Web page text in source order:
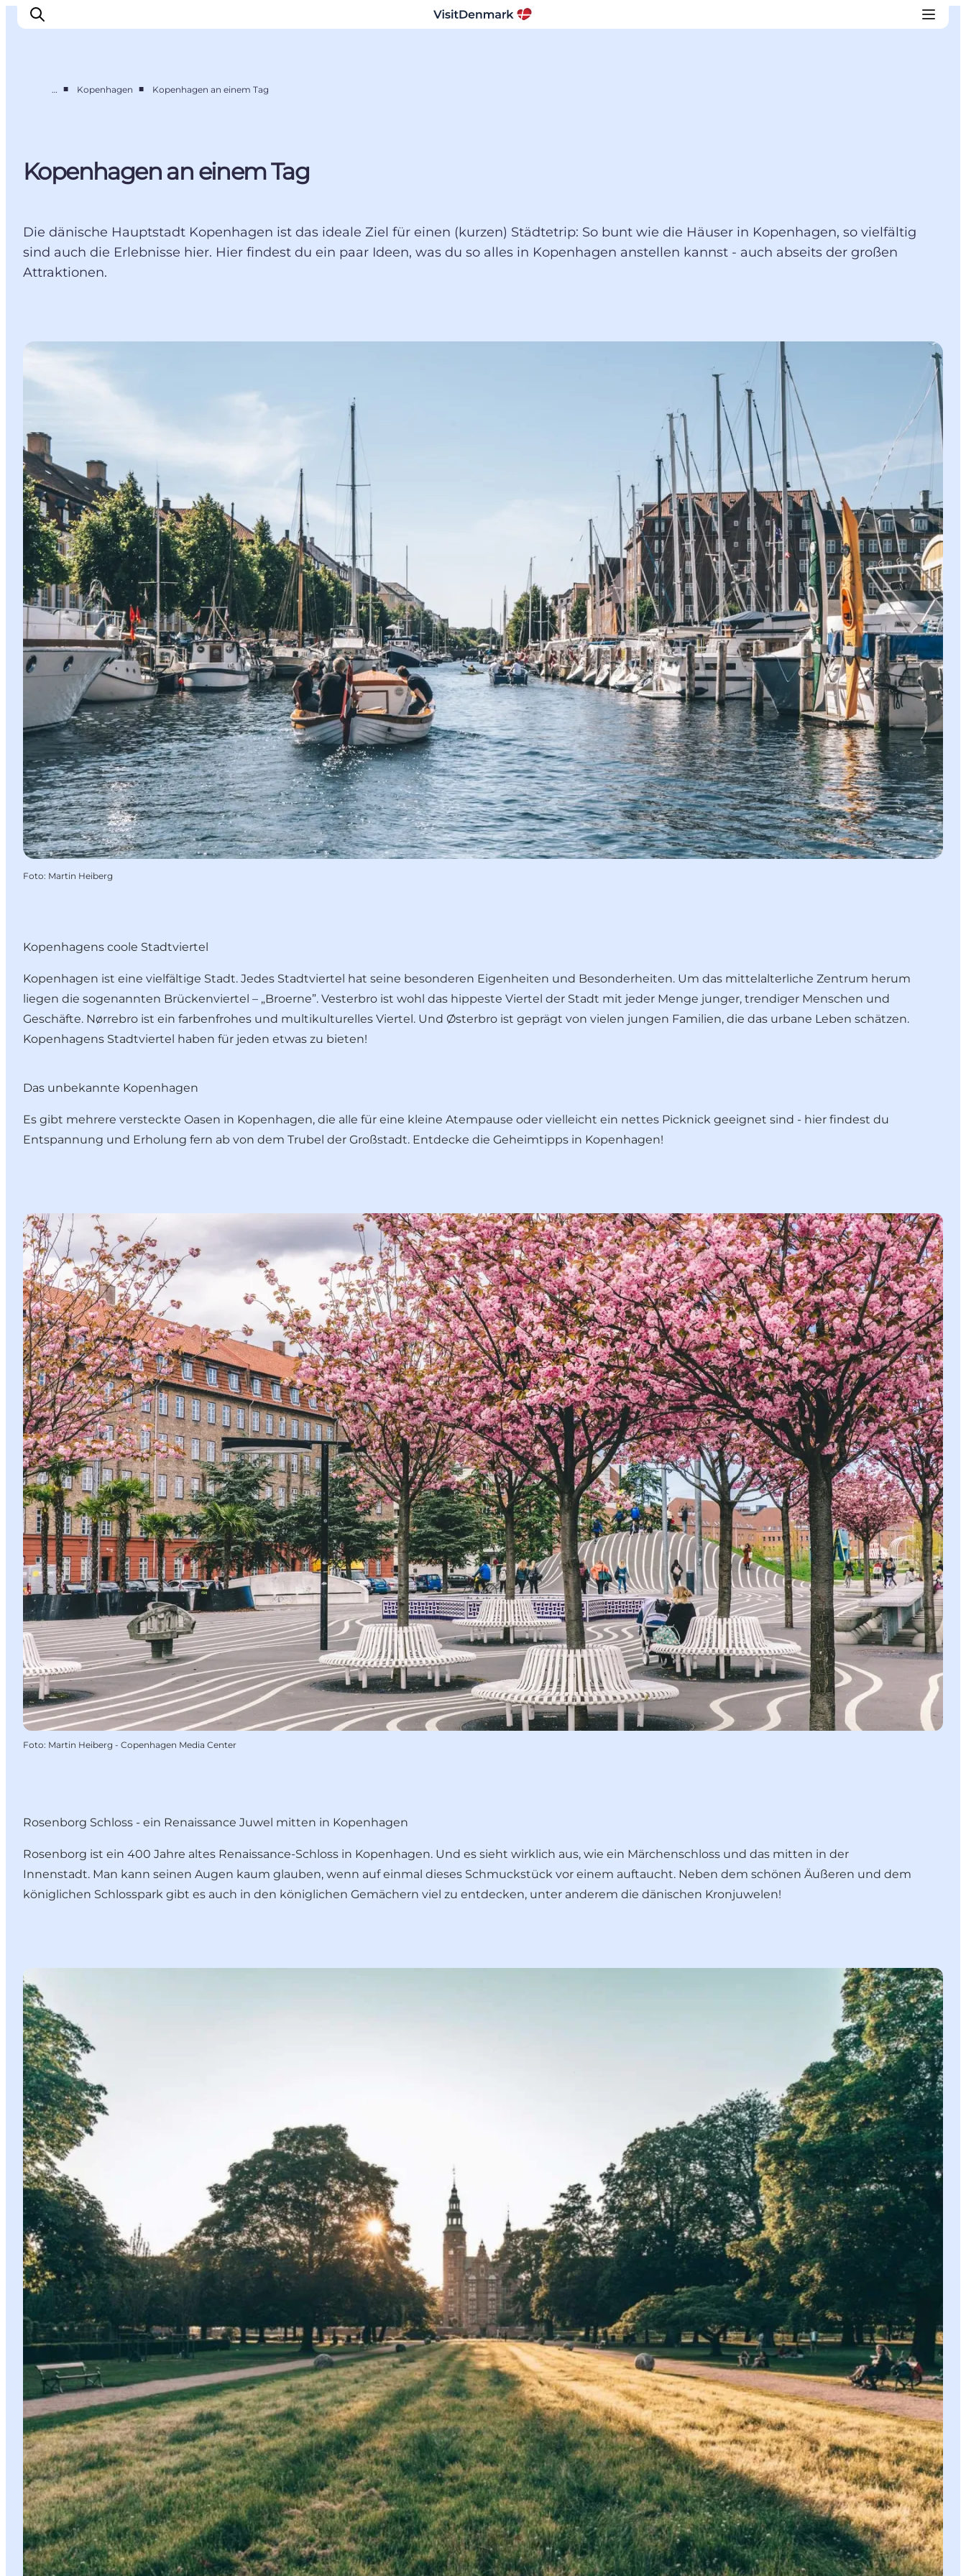
Erlebnisse
Unterkünfte
… ■ Kopenhagen ■ Kopenhagen an einem Tag
Kopenhagen an einem Tag
Die dänische Hauptstadt Kopenhagen ist das ideale Ziel für einen (kurzen) Städtetrip: So bunt wie die Häuser in Kopenhagen, so vielfältig
sind auch die Erlebnisse hier. Hier findest du ein paar Ideen, was du so alles in Kopenhagen anstellen kannst - auch abseits der großen
Attraktionen.
Foto: Martin Heiberg
Kopenhagens coole Stadtviertel
Kopenhagen ist eine vielfältige Stadt. Jedes Stadtviertel hat seine besonderen Eigenheiten und Besonderheiten. Um das mittelalterliche Zentrum herum
liegen die sogenannten Brückenviertel – „Broerne”. Vesterbro ist wohl das hippeste Viertel der Stadt mit jeder Menge junger, trendiger Menschen und
Geschäfte. Nørrebro ist ein farbenfrohes und multikulturelles Viertel. Und Østerbro ist geprägt von vielen jungen Familien, die das urbane Leben schätzen.
Kopenhagens Stadtviertel haben für jeden etwas zu bieten!
Das unbekannte Kopenhagen
Es gibt mehrere versteckte Oasen in Kopenhagen, die alle für eine kleine Atempause oder vielleicht ein nettes Picknick geeignet sind - hier findest du
Entspannung und Erholung fern ab von dem Trubel der Großstadt. Entdecke die Geheimtipps in Kopenhagen!
Foto: Martin Heiberg - Copenhagen Media Center
Rosenborg Schloss - ein Renaissance Juwel mitten in Kopenhagen
Rosenborg ist ein 400 Jahre altes Renaissance-Schloss in Kopenhagen. Und es sieht wirklich aus, wie ein Märchenschloss und das mitten in der
Innenstadt. Man kann seinen Augen kaum glauben, wenn auf einmal dieses Schmuckstück vor einem auftaucht. Neben dem schönen Äußeren und dem
königlichen Schlosspark gibt es auch in den königlichen Gemächern viel zu entdecken, unter anderem die dänischen Kronjuwelen!